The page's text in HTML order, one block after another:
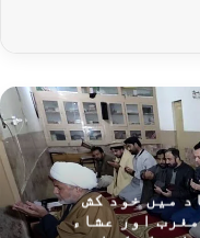
میں خود کش
اور عشاء